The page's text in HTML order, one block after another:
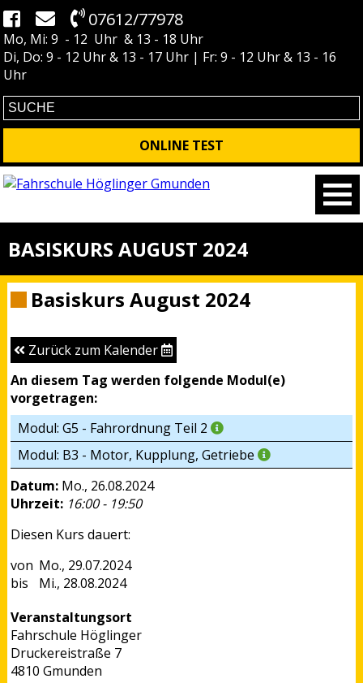
07612/77978
Mo, Mi: 9 - 12 Uhr & 13 - 18 Uhr
Di, Do: 9 - 12 Uhr & 13 - 17 Uhr | Fr: 9 - 12 Uhr & 13 - 16
Uhr
ONLINE TEST
BASISKURS AUGUST 2024
Basiskurs August 2024
Zurück zum Kalender
An diesem Tag werden folgende Modul(e)
vorgetragen:
Modul: G5 - Fahrordnung Teil 2
Modul: B3 - Motor, Kupplung, Getriebe
Datum: Mo., 26.08.2024
Uhrzeit: 16:00 - 19:50
Diesen Kurs dauert:
Mo., 29.07.2024
Mi., 28.08.2024
Veranstaltungsort
Fahrschule Höglinger
Druckereistraße 7
4810 Gmunden